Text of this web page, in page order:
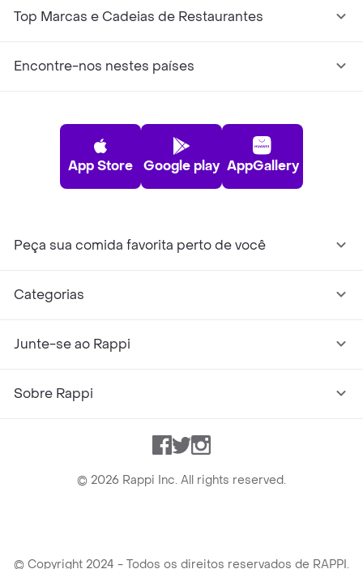
Top Marcas e Cadeias de Restaurantes
Encontre-nos nestes países
App Store Google play AppGallery
Peça sua comida favorita perto de você
Categorias
Junte-se ao Rappi
Sobre Rappi
Facebook
TwitterInstagram
© 2026 Rappi Inc. All rights reserved.
© Copyright 2024 - Todos os direitos reservados de RAPPI.